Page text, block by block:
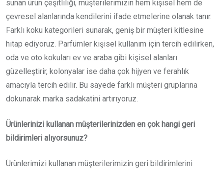
sunan ürün çeşitliliği, müşterilerimizin hem kişisel hem de
çevresel alanlarında kendilerini ifade etmelerine olanak tanır.
Farklı koku kategorileri sunarak, geniş bir müşteri kitlesine
hitap ediyoruz. Parfümler kişisel kullanım için tercih edilirken,
oda ve oto kokuları ev ve araba gibi kişisel alanları
güzelleştirir, kolonyalar ise daha çok hijyen ve ferahlık
amacıyla tercih edilir. Bu sayede farklı müşteri gruplarına
dokunarak marka sadakatini artırıyoruz.
Ürünlerinizi kullanan müşterilerinizden en çok hangi geri
bildirimleri alıyorsunuz?
Ürünlerimizi kullanan müşterilerimizin geri bildirimlerini